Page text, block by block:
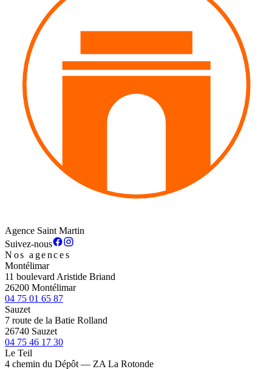
Agence Saint Martin
Suivez-nous
Nos agences
Montélimar
11 boulevard Aristide Briand
26200 Montélimar
04 75 01 65 87
Sauzet
7 route de la Batie Rolland
26740 Sauzet
04 75 46 17 30
Le Teil
4 chemin du Dépôt — ZA La Rotonde